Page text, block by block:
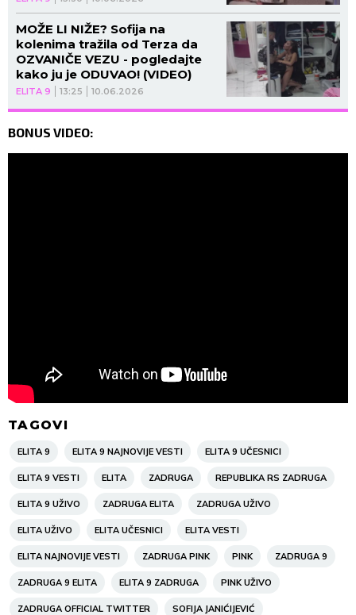
ELITA 9 13:25 10.06.2026
MOŽE LI NIŽE? Sofija na
kolenima tražila od Terza da
OZVANIČE VEZU - pogledajte
kako ju je ODUVAO! (VIDEO)
BONUS VIDEO:
TAGOVI
ELITA 9 ELITA 9 NAJNOVIJE VESTI ELITA 9 UČESNICI
ELITA 9 VESTI ELITA ZADRUGA REPUBLIKA RS ZADRUGA
ELITA 9 UŽIVO ZADRUGA ELITA ZADRUGA UŽIVO
ELITA UŽIVO ELITA UČESNICI ELITA VESTI
ELITA NAJNOVIJE VESTI ZADRUGA PINK PINK ZADRUGA 9
ZADRUGA 9 ELITA ELITA 9 ZADRUGA PINK UŽIVO
ZADRUGA OFFICIAL TWITTER SOFIJA JANIĆIJEVIĆ